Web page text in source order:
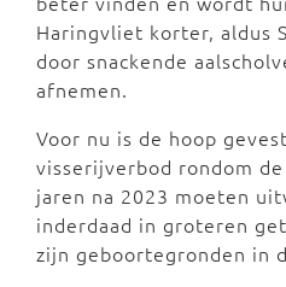
Haringvliet korter, aldus
door snackende
afnemen.
Voor nu is de hoop
visserijverbod rondom
jaren na 2023 moeten
inderdaad in groteren
zijn geboortegronden in